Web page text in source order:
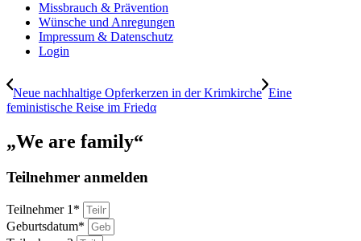
Missbrauch & Prävention
Wünsche und Anregungen
Impressum & Datenschutz
Login
Neue nachhaltige Opferkerzen in der Krimkirche Eine
feministische Reise im Friedα
„We are family“
Teilnehmer anmelden
Teilnehmer 1*
Geburtsdatum*